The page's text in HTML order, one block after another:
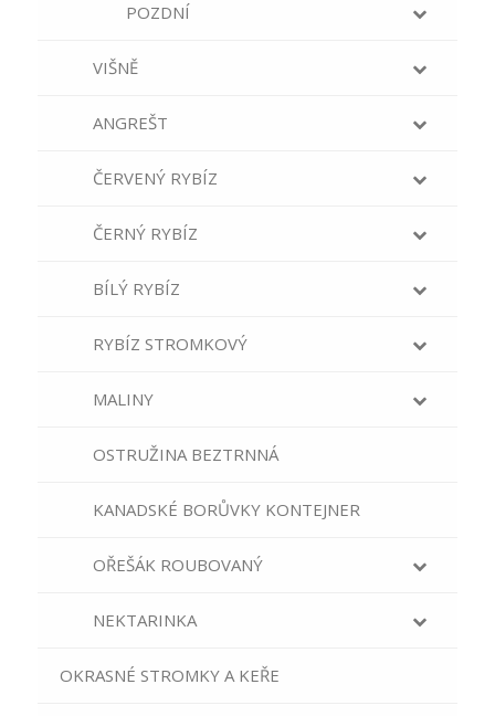
POZDNÍ
VIŠNĚ
ANGREŠT
ČERVENÝ RYBÍZ
ČERNÝ RYBÍZ
BÍLÝ RYBÍZ
RYBÍZ STROMKOVÝ
MALINY
OSTRUŽINA BEZTRNNÁ
KANADSKÉ BORŮVKY KONTEJNER
OŘEŠÁK ROUBOVANÝ
NEKTARINKA
OKRASNÉ STROMKY A KEŘE